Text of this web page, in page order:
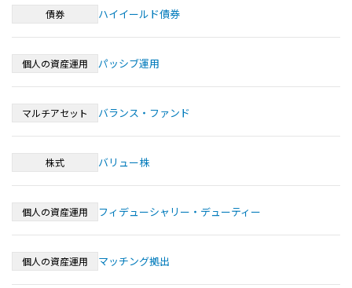
債券 ハイイールド債券
個人の資産運用 パッシブ運用
マルチアセット バランス・ファンド
株式 バリュー株
個人の資産運用 フィデューシャリー・デューティー
個人の資産運用 マッチング拠出